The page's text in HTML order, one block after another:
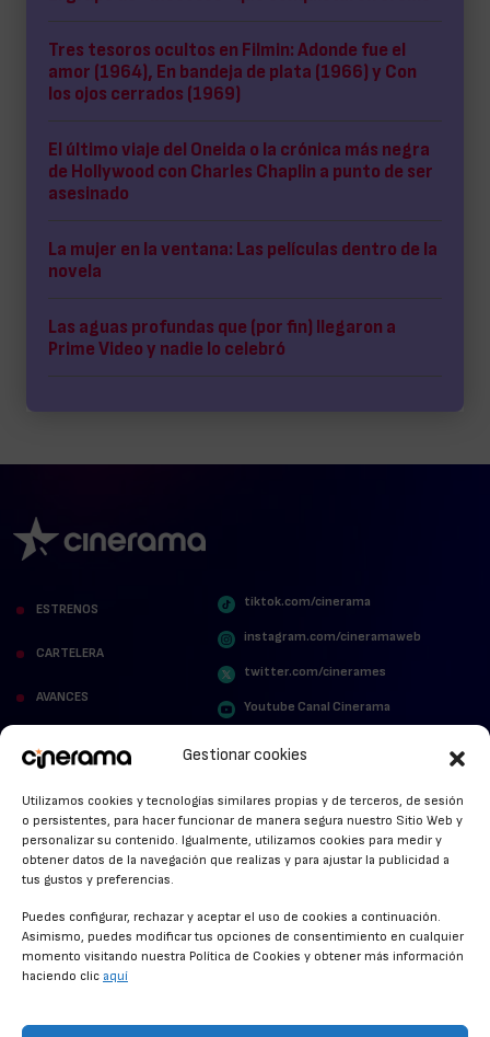
Gestionar cookies
Utilizamos cookies y tecnologías similares propias y de terceros, de sesión
o persistentes, para hacer funcionar de manera segura nuestro Sitio Web y
personalizar su contenido. Igualmente, utilizamos cookies para medir y
obtener datos de la navegación que realizas y para ajustar la publicidad a
tus gustos y preferencias.
Puedes configurar, rechazar y aceptar el uso de cookies a continuación.
Asimismo, puedes modificar tus opciones de consentimiento en cualquier
momento visitando nuestra Política de Cookies y obtener más información
haciendo clic aquí
Tres tesoros ocultos en Filmin: Adonde fue el
amor (1964), En bandeja de plata (1966) y Con
los ojos cerrados (1969)
El último viaje del Oneida o la crónica más negra
de Hollywood con Charles Chaplin a punto de ser
asesinado
La mujer en la ventana: Las películas dentro de la
novela
Las aguas profundas que (por fin) llegaron a
Prime Video y nadie lo celebró
ESTRENOS
CARTELERA
AVANCES
STREAMING NEWS
ANUNCIOS DE CINE
tiktok.com/cinerama
instagram.com/cineramaweb
twitter.com/cinerames
Youtube Canal Cinerama